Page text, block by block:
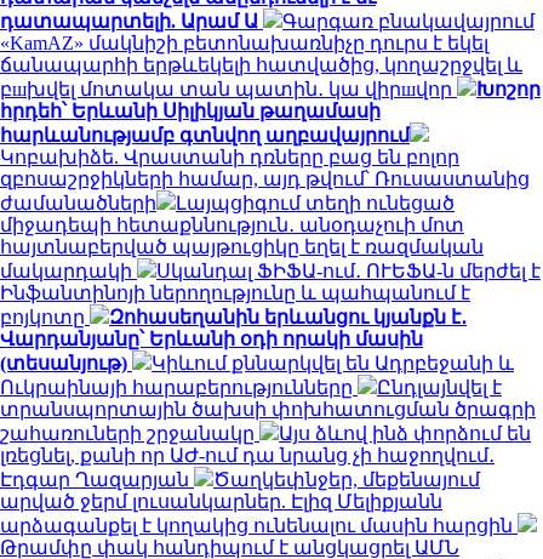
դատապարտելի. Արամ Ա
Գարգառ բնակավայրում
«KamAZ» մակնիշի բետոնախառնիչը դուրս է եկել
ճանապարհի երթևեկելի հատվածից, կողաշրջվել և
բшխվել մոտակա տան պատին․ կա վիրшվոր
Խոշոր
հրդեհ՝ Երևանի Սիլիկյան թաղամասի
հարևանությամբ գտնվող աղբավայրում
Կոբախիձե. Վրաստանի դռները բաց են բոլոր
զբոսաշրջիկների համար, այդ թվում՝ Ռուսաստանից
ժամանածների
Լայպցիգում տեղի ունեցած
միջադեպի հետաքննություն․ անօդաչուի մոտ
հայտնաբերված պայթուցիկը եղել է ռազմական
մակարդակի
Սկանդալ ՖԻՖԱ-ում․ ՈՒԵՖԱ-ն մերժել է
Ինֆանտինոյի ներողությունը և պահպանում է
բոյկոտը
Զոհասեղանին երևանցու կյանքն է․
Վարդանյանը՝ Երևանի օդի որակի մասին
(տեսանյութ)
Կիևում քննարկվել են Ադրբեջանի և
Ուկրաինայի հարաբերությունները
Ընդլայնվել է
տրանսպորտային ծախսի փոխհատուցման ծրագրի
շահառուների շրջանակը
Այս ձևով ինձ փորձում են
լռեցնել, քանի որ ԱԺ-ում դա նրանց չի հաջողվում․
Էդգար Ղազարյան
Ծաղկեփնջեր, մեքենայում
արված ջերմ լուսանկարներ. Էլիզ Մելիքյանն
արձագանքել է կողակից ունենալու մասին հարցին
Թրամփը փակ հանդիպում է անցկացրել ԱՄՆ